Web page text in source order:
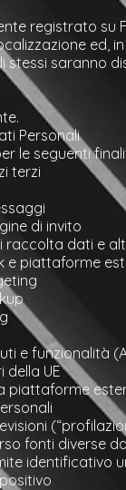
registrato
ed,
stessi saranno
Personali
le seguenti
terzi
di invito
raccolta dati e
e piattaforme
e funzionalità
della UE
piattaforme
fonti diverse
identificativo